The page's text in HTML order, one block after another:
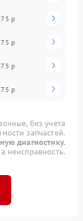
р
р
р
р
без учета
запчастей.
диагностику.
неисправность.